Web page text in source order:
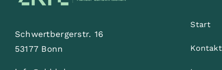
Schwertbergerstr. 16
53177 Bonn
Start
Kontakt